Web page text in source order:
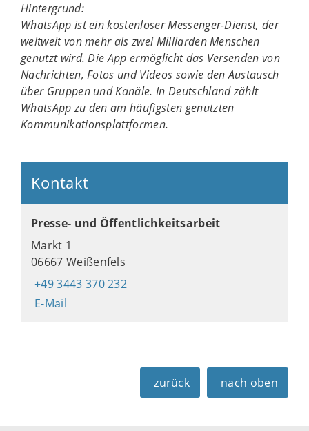
Hintergrund:
WhatsApp ist ein kostenloser Messenger-Dienst, der
weltweit von mehr als zwei Milliarden Menschen
genutzt wird. Die App ermöglicht das Versenden von
Nachrichten, Fotos und Videos sowie den Austausch
über Gruppen und Kanäle. In Deutschland zählt
WhatsApp zu den am häufigsten genutzten
Kommunikationsplattformen.
Kontakt
Presse- und Öffentlichkeitsarbeit
Markt 1
06667 Weißenfels
+49 3443 370 232
E-Mail
zurück nach oben